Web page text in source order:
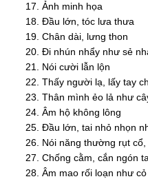
Ảnh minh họa
Đầu lớn, tóc lưa thưa
Chân dài, lưng thon
Đi nhún nhẩy như sẻ
Nói cười lẫn lộn
Thấy người lạ, lấy tay
Thân mình ẻo lả như
Âm hộ không lông
Đầu lớn, tai nhỏ nhọn
Nói năng thường rụt
Chống cằm, cắn ngón
Âm mao rối loạn như